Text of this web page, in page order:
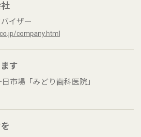
イザー
company.html
す
市場「みどり歯科医院」